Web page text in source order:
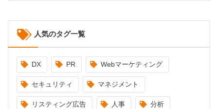
人気のタグ一覧
DX PR Webマーケティング
セキュリティ マネジメント
リスティング広告 人事 分析